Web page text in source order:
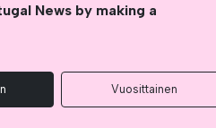
News by making a
Vuosittainen